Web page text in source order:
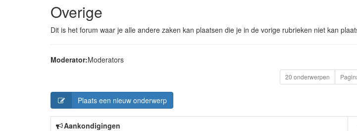
Overige
Dit is het forum waar je alle andere zaken kan plaatsen die je in de vorige rubrieken niet kan
Moderator:Moderators
20 onderwerpen
Plaats een nieuw onderwerp
Aankondigingen